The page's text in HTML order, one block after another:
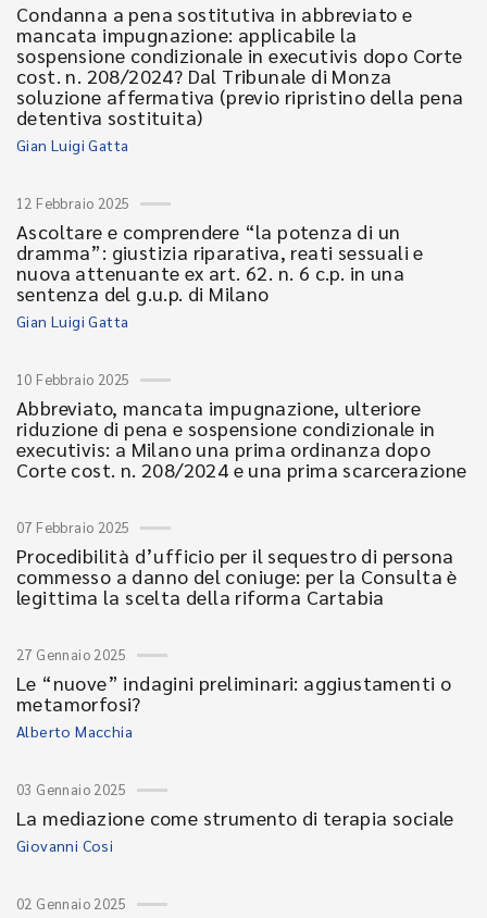
Condanna a pena sostitutiva in abbreviato e
mancata impugnazione: applicabile la
sospensione condizionale in executivis dopo Corte
cost. n. 208/2024? Dal Tribunale di Monza
soluzione affermativa (previo ripristino della pena
detentiva sostituita)
Gian Luigi Gatta
12 Febbraio 2025
Ascoltare e comprendere “la potenza di un
dramma”: giustizia riparativa, reati sessuali e
nuova attenuante ex art. 62. n. 6 c.p. in una
sentenza del g.u.p. di Milano
Gian Luigi Gatta
10 Febbraio 2025
Abbreviato, mancata impugnazione, ulteriore
riduzione di pena e sospensione condizionale in
executivis: a Milano una prima ordinanza dopo
Corte cost. n. 208/2024 e una prima scarcerazione
07 Febbraio 2025
Procedibilità d’ufficio per il sequestro di persona
commesso a danno del coniuge: per la Consulta è
legittima la scelta della riforma Cartabia
27 Gennaio 2025
Le “nuove” indagini preliminari: aggiustamenti o
metamorfosi?
Alberto Macchia
03 Gennaio 2025
La mediazione come strumento di terapia sociale
Giovanni Cosi
02 Gennaio 2025